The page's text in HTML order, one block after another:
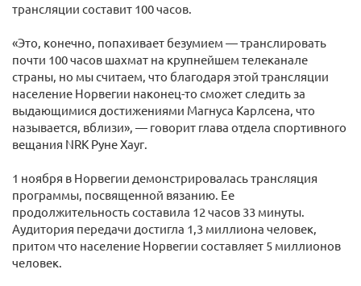
трансляции составит 100 часов.
«Это, конечно, попахивает безумием — транслировать
почти 100 часов шахмат на крупнейшем телеканале
страны, но мы считаем, что благодаря этой трансляции
население Норвегии наконец-то сможет следить за
выдающимися достижениями Магнуса Карлсена, что
называется, вблизи», — говорит глава отдела спортивного
вещания NRK Руне Хауг.
1 ноября в Норвегии демонстрировалась трансляция
программы, посвященной вязанию. Ее
продолжительность составила 12 часов 33 минуты.
Аудитория передачи достигла 1,3 миллиона человек,
притом что население Норвегии составляет 5 миллионов
человек.